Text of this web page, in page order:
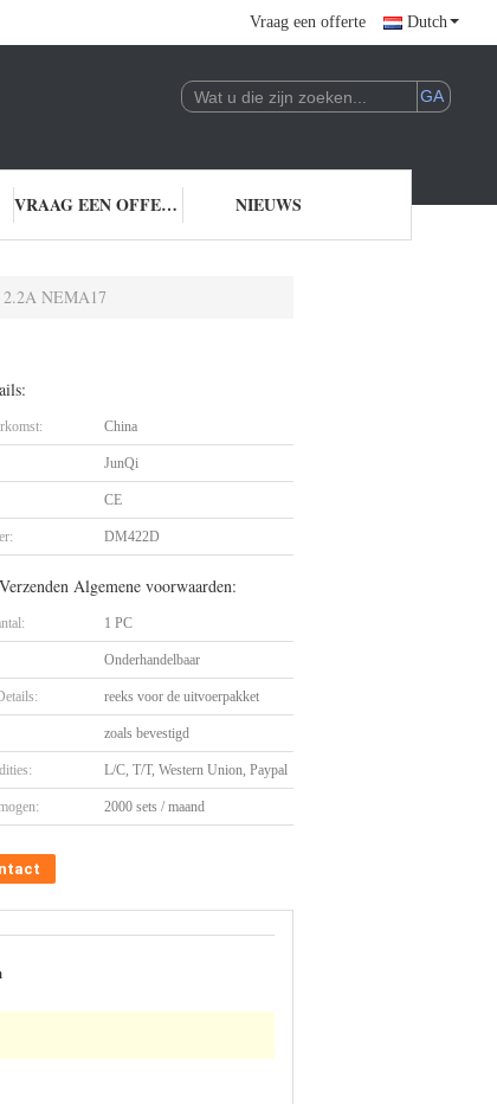
Vraag een offerte Dutch
VRAAG EEN OFFERTE NIEUWS
2.2A NEMA17
China
JunQi
CE
DM422D
Algemene voorwaarden:
1 PC
Onderhandelbaar
reeks voor de uitvoerpakket
zoals bevestigd
L/C, T/T, Western Union, Paypal
2000 sets / maand